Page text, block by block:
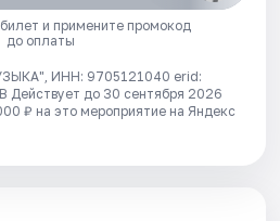
и примените промокод
до оплаты
ИНН: 9705121040 erid:
Действует до 30 сентября 2026
₽ на это мероприятие на Яндекс